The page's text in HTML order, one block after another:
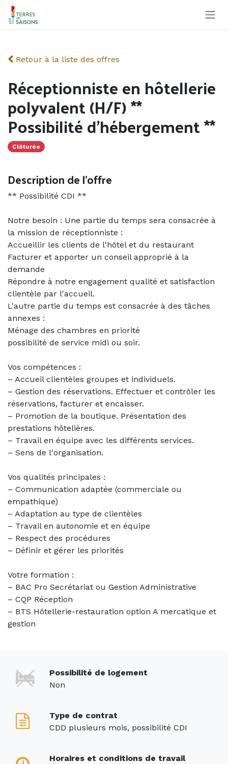
Se rendre au contenu
Retour à la liste des offres
Réceptionniste en hôtellerie
polyvalent (H/F) **
Possibilité d'hébergement **
Clôturée
Description de l'offre
** Possibilité CDI **
Notre besoin : Une partie du temps sera consacrée à
la mission de réceptionniste :
Accueillir les clients de l'hôtel et du restaurant
Facturer et apporter un conseil approprié à la
demande
Répondre à notre engagement qualité et satisfaction
clientèle par l'accueil.
L'autre partie du temps est consacrée à des tâches
annexes :
Ménage des chambres en priorité
possibilité de service midi ou soir.
Vos compétences :
– Accueil clientèles groupes et individuels.
– Gestion des réservations. Effectuer et contrôler les
réservations, facturer et encaisser.
– Promotion de la boutique. Présentation des
prestations hôtelières.
– Travail en équipe avec les différents services.
– Sens de l'organisation.
Vos qualités principales :
– Communication adaptée (commerciale ou
empathique)
– Adaptation au type de clientèles
– Travail en autonomie et en équipe
– Respect des procédures
– Définir et gérer les priorités
Votre formation :
– BAC Pro Secrétariat ou Gestion Administrative
– CQP Réception
– BTS Hôtellerie-restauration option A mercatique et
gestion
Possibilité de logement
Non
Type de contrat
CDD plusieurs mois, possibilité CDI
Horaires et conditions de travail